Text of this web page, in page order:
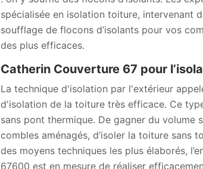
spécialisée en isolation toiture, intervenant
soufflage de flocons d’isolants pour vos
des plus efficaces.
Catherin Couverture 67 pour
La technique d'isolation par l'extérieur
d'isolation de la toiture très efficace. Ce
sans pont thermique. De gagner du volume
combles aménagés, d’isoler la toiture sans
des moyens techniques les plus élaborés,
67600 est en mesure de réaliser